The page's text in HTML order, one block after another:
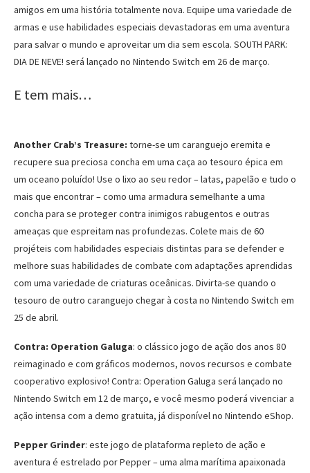
amigos em uma história totalmente nova. Equipe uma variedade de
armas e use habilidades especiais devastadoras em uma aventura
para salvar o mundo e aproveitar um dia sem escola. SOUTH PARK:
DIA DE NEVE! será lançado no Nintendo Switch em 26 de março.
E tem mais…
Another Crab’s Treasure: torne-se um caranguejo eremita e
recupere sua preciosa concha em uma caça ao tesouro épica em
um oceano poluído! Use o lixo ao seu redor – latas, papelão e tudo o
mais que encontrar – como uma armadura semelhante a uma
concha para se proteger contra inimigos rabugentos e outras
ameaças que espreitam nas profundezas. Colete mais de 60
projéteis com habilidades especiais distintas para se defender e
melhore suas habilidades de combate com adaptações aprendidas
com uma variedade de criaturas oceânicas. Divirta-se quando o
tesouro de outro caranguejo chegar à costa no Nintendo Switch em
25 de abril.
Contra: Operation Galuga: o clássico jogo de ação dos anos 80
reimaginado e com gráficos modernos, novos recursos e combate
cooperativo explosivo! Contra: Operation Galuga será lançado no
Nintendo Switch em 12 de março, e você mesmo poderá vivenciar a
ação intensa com a demo gratuita, já disponível no Nintendo eShop.
Pepper Grinder: este jogo de plataforma repleto de ação e
aventura é estrelado por Pepper – uma alma marítima apaixonada